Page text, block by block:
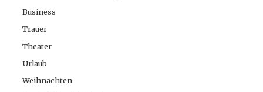
Business
Trauer
Theater
Urlaub
Weihnachten